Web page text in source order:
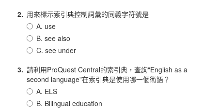
2. 用來標示索引典控制詞彙的同義字符號是
A. use
B. see also
C. see under
3. 請利用ProQuest Central的索引典，查詢"English as a
second language"在索引典是使用哪一個術語？
A. ELS
B. Bilingual education